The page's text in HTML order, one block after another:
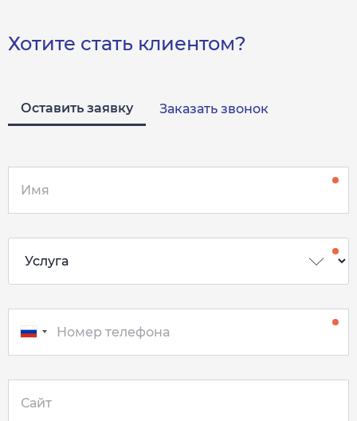
Хотите стать клиентом?
Оставить заявку Заказать звонок